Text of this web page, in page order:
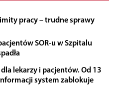
pracy – trudne sprawy
SOR-u w Szpitalu
lekarzy i pacjentów. Od 13
system zablokuje